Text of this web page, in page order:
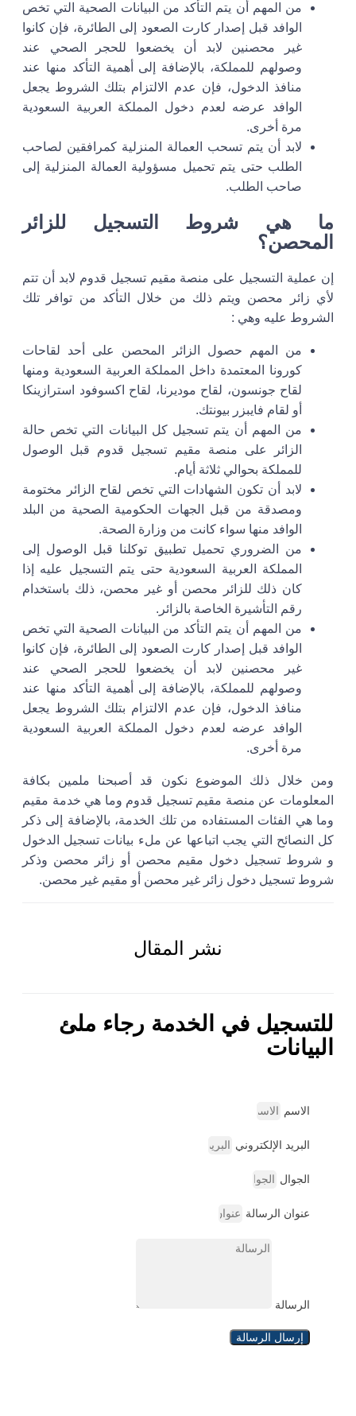
من المهم أن يتم التأكد من البيانات الصحية التي تخص
الوافد قبل إصدار كارت الصعود إلى الطائرة، فإن كانوا
غير محصنين لابد أن يخضعوا للحجر الصحي عند
وصولهم للمملكة، بالإضافة إلى أهمية التأكد منها عند
منافذ الدخول، فإن عدم الالتزام بتلك الشروط يجعل
الوافد عرضه لعدم دخول المملكة العربية السعودية
مرة أخرى.
لابد أن يتم تسحب العمالة المنزلية كمرافقين لصاحب
الطلب حتى يتم تحميل مسؤولية العمالة المنزلية إلى
صاحب الطلب.
ما هي شروط التسجيل للزائر
المحصن؟
إن عملية التسجيل على منصة مقيم تسجيل قدوم لابد أن تتم
لأي زائر محصن ويتم ذلك من خلال التأكد من توافر تلك
الشروط عليه وهي :
من المهم حصول الزائر المحصن على أحد لقاحات
كورونا المعتمدة داخل المملكة العربية السعودية ومنها
لقاح جونسون، لقاح موديرنا، لقاح اكسوفود استرازينكا
أو لقام فايبزر بيونتك.
من المهم أن يتم تسجيل كل البيانات التي تخص حالة
الزائر على منصة مقيم تسجيل قدوم قبل الوصول
للمملكة بحوالي ثلاثة أيام.
لابد أن تكون الشهادات التي تخص لقاح الزائر مختومة
ومصدقة من قبل الجهات الحكومية الصحية من البلد
الوافد منها سواء كانت من وزارة الصحة.
من الضروري تحميل تطبيق توكلنا قبل الوصول إلى
المملكة العربية السعودية حتى يتم التسجيل عليه إذا
كان ذلك للزائر محصن أو غير محصن، ذلك باستخدام
رقم التأشيرة الخاصة بالزائر.
من المهم أن يتم التأكد من البيانات الصحية التي تخص
الوافد قبل إصدار كارت الصعود إلى الطائرة، فإن كانوا
غير محصنين لابد أن يخضعوا للحجر الصحي عند
وصولهم للمملكة، بالإضافة إلى أهمية التأكد منها عند
منافذ الدخول، فإن عدم الالتزام بتلك الشروط يجعل
الوافد عرضه لعدم دخول المملكة العربية السعودية
مرة أخرى.
ومن خلال ذلك الموضوع نكون قد أصبحنا ملمين بكافة
المعلومات عن منصة مقيم تسجيل قدوم وما هي خدمة مقيم
وما هي الفئات المستفاده من تلك الخدمة، بالإضافة إلى ذكر
كل النصائح التي يجب اتباعها عن ملء بيانات تسجيل الدخول
و شروط تسجيل دخول مقيم محصن أو زائر محصن وذكر
شروط تسجيل دخول زائر غير محصن أو مقيم غير محصن.
نشر المقال
للتسجيل في الخدمة رجاء ملئ
البيانات
الاسم
البريد الإلكتروني
الجوال
عنوان الرسالة
الرسالة
إرسال الرسالة